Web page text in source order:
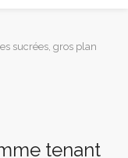
sucrées, gros plan
tenant